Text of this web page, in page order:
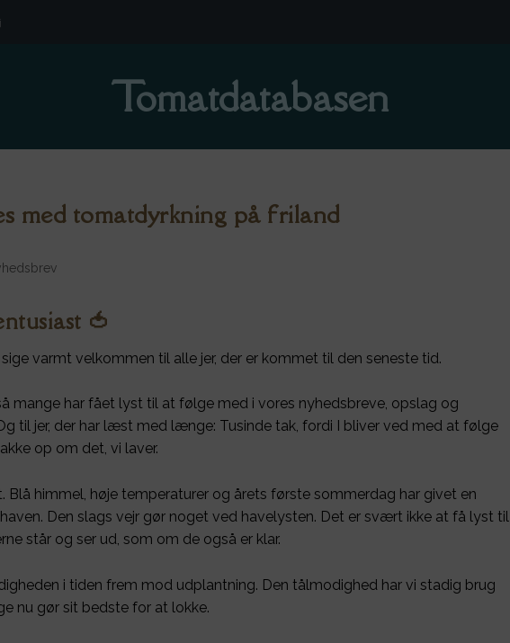
Tomatdatabasen
med tomatdyrkning på friland
🍅
varmt velkommen til alle jer, der er kommet til den seneste tid.
mange har fået lyst til at følge med i vores nyhedsbreve, opslag og
til jer, der har læst med længe: Tusinde tak, fordi I bliver ved med at følge
op om det, vi laver.
Blå himmel, høje temperaturer og årets første sommerdag har givet en
Den slags vejr gør noget ved havelysten. Det er svært ikke at få lyst til
står og ser ud, som om de også er klar.
i tiden frem mod udplantning. Den tålmodighed har vi stadig brug
nu gør sit bedste for at lokke.